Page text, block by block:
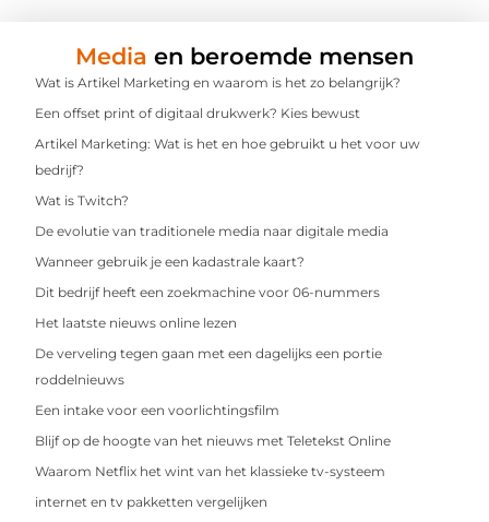
Media en beroemde mensen
Wat is Artikel Marketing en waarom is het zo belangrijk?
Een offset print of digitaal drukwerk? Kies bewust
Artikel Marketing: Wat is het en hoe gebruikt u het voor uw
bedrijf?
Wat is Twitch?
De evolutie van traditionele media naar digitale media
Wanneer gebruik je een kadastrale kaart?
Dit bedrijf heeft een zoekmachine voor 06-nummers
Het laatste nieuws online lezen
De verveling tegen gaan met een dagelijks een portie
roddelnieuws
Een intake voor een voorlichtingsfilm
Blijf op de hoogte van het nieuws met Teletekst Online
Waarom Netflix het wint van het klassieke tv-systeem
internet en tv pakketten vergelijken